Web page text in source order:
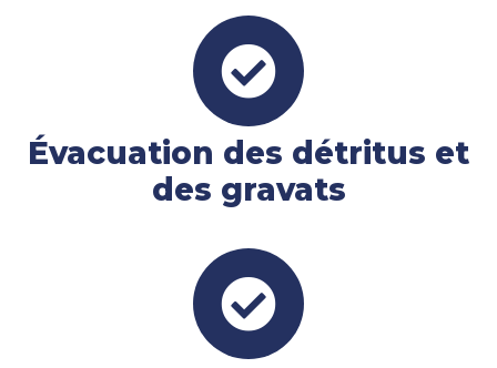
Évacuation des détritus et
des gravats